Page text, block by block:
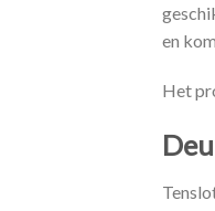
en
Het